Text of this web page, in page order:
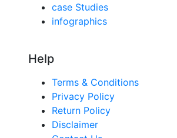
case Studies
infographics
Help
Terms & Conditions
Privacy Policy
Return Policy
Disclaimer